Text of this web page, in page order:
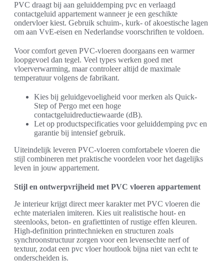
PVC draagt bij aan geluiddemping pvc en verlaagd
contactgeluid appartement wanneer je een geschikte
ondervloer kiest. Gebruik schuim-, kurk- of akoestische lagen
om aan VvE-eisen en Nederlandse voorschriften te voldoen.
Voor comfort geven PVC-vloeren doorgaans een warmer
loopgevoel dan tegel. Veel types werken goed met
vloerverwarming, maar controleer altijd de maximale
temperatuur volgens de fabrikant.
Kies bij geluidgevoeligheid voor merken als Quick-
Step of Pergo met een hoge
contactgeluidreductiewaarde (dB).
Let op productspecificaties voor geluiddemping pvc en
garantie bij intensief gebruik.
Uiteindelijk leveren PVC-vloeren comfortabele vloeren die
stijl combineren met praktische voordelen voor het dagelijks
leven in jouw appartement.
Stijl en ontwerpvrijheid met PVC vloeren appartement
Je interieur krijgt direct meer karakter met PVC vloeren die
echte materialen imiteren. Kies uit realistische hout- en
steenlooks, beton- en grafiettinten of rustige effen kleuren.
High-definition printtechnieken en structuren zoals
synchroonstructuur zorgen voor een levensechte nerf of
textuur, zodat een pvc vloer houtlook bijna niet van echt te
onderscheiden is.